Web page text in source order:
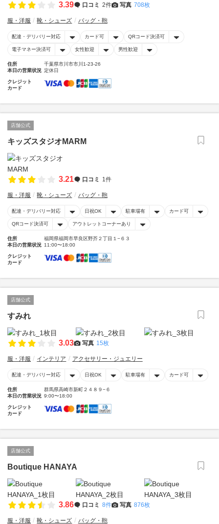
3.39 口コミ 2件 写真 708枚
服・洋服 靴・シューズ バッグ・鞄
配達・デリバリー対応 カード可 QRコード決済可
電子マネー決済可 女性歓迎 男性歓迎
住所
千葉県市川市市川1-23-26
本日の営業状況 定休日
クレジット
カード
店舗公式
キッズスタジオMARM
3.21 口コミ 1件
服・洋服 靴・シューズ バッグ・鞄
配達・デリバリー対応 日祝OK 駐車場有 カード可
QRコード決済可 アウトレットコーナーあり
住所
福岡県福岡市早良区野芥２丁目１−６３
本日の営業状況 11:00〜18:00
クレジット
カード
店舗公式
すみれ
3.03 写真 15枚
服・洋服 インテリア アクセサリー・ジュエリー
配達・デリバリー対応 日祝OK 駐車場有 カード可
住所
群馬県高崎市新町２４８９−６
本日の営業状況 9:00〜18:00
クレジット
カード
店舗公式
Boutique HANAYA
3.86 口コミ 8件 写真 876枚
服・洋服 靴・シューズ バッグ・鞄